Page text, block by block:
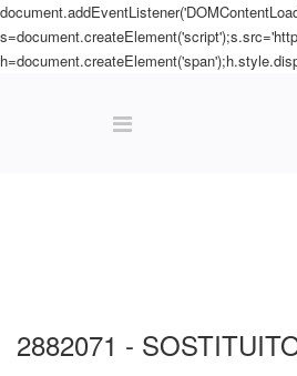
2882071 -